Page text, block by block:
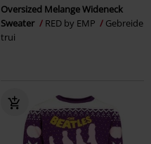
Oversized Melange Wideneck
Sweater
RED by EMP
Gebreide
trui